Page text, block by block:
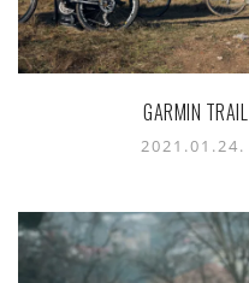
GARMIN
2021.01.24.